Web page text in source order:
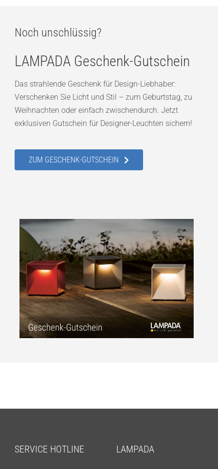
Noch unschlüssig?
LAMPADA Geschenk-Gutschein
Das strahlende Geschenk für Design-Liebhaber:
Verschenken Sie Licht und Stil – zum Geburtstag, zu
Weihnachten oder einfach zwischendurch. Jetzt
exklusiven Gutschein für Designer-Leuchten sichern!
ZUM GESCHENK-GUTSCHEIN
SERVICE HOTLINE LAMPADA